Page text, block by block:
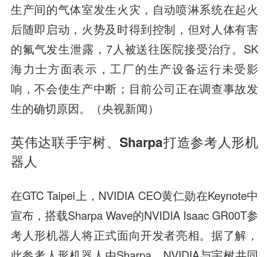
生产间的气体室发生火灾，自动喷淋系统在起火
后随即启动，火势及时得到控制，但对人体有害
的氟气发生泄露，7人被送往医院接受治疗。SK
海力士方面表示，工厂的生产设备运行未受影
响，不会使生产中断；目前公司正在调查事故发
生的确切原因。（央视新闻）
英伟达联手宇树、Sharpa打造参考人形机
器人
在GTC Taipei上，NVIDIA CEO黄仁勋在Keynote中
宣布，搭载Sharpa Wave的NVIDIA Isaac GR00T参
考人形机器人将正式面向开发者亮相。据了解，